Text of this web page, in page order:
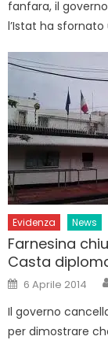
fanfara, il
l’Istat ha
Evidenza News
Farnesina
Casta
Posted
on
6 Aprile 2014
Il governo
per dimostrare